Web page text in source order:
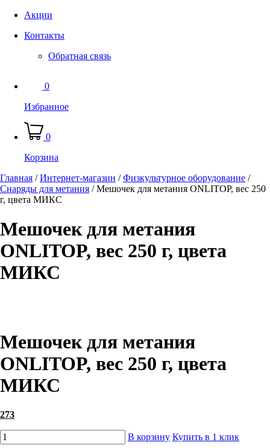
Акции
Контакты
Обратная связь
0
Избранное
0
Корзина
Главная /Интернет-магазин /Физкультурное оборудование /
Снаряды для метания /Мешочек для метания ONLITOP, вес 250
г, цвета МИКС
Мешочек для метания
ONLITOP, вес 250 г, цвета
МИКС
Мешочек для метания
ONLITOP, вес 250 г, цвета
МИКС
273
В корзину Купить в 1 клик